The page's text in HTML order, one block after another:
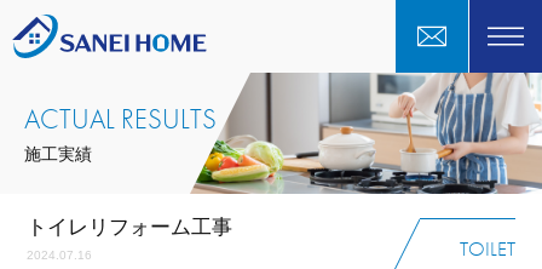
ACTUAL RESULTS
施工実績
TOILET
トイレリフォーム工事
2024.07.16